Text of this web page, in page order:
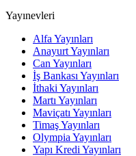
Yayınevleri
Alfa Yayınları
Anayurt Yayınları
Can Yayınları
İş Bankası Yayınları
İthaki Yayınları
Martı Yayınları
Maviçatı Yayınları
Timaş Yayınları
Olympia Yayınları
Yapı Kredi Yayınları